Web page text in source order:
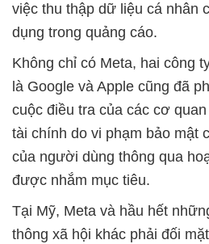
việc thu thập dữ liệu cá nhân
dụng trong quảng cáo.
Không chỉ có Meta, hai công
là Google và Apple cũng đã
cuộc điều tra của các cơ
tài chính do vi phạm bảo mật
của người dùng thông qua
được nhắm mục tiêu.
Tại Mỹ, Meta và hầu hết
thông xã hội khác phải đối